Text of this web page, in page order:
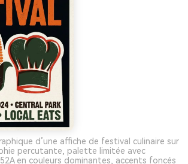
d’une affiche de festival culinaire sur
percutante, palette limitée avec
en couleurs dominantes, accents foncés